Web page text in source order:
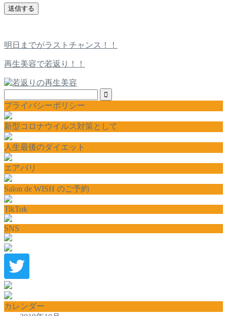
明日までがラストチャンス！！
再生美容で若返り！！
プライバシーポリシー
新型コロナウイルス対策として
人生最後のダイエット
エアバリ
Salon de WISH のご予約
TikTok
SNS
カレンダー